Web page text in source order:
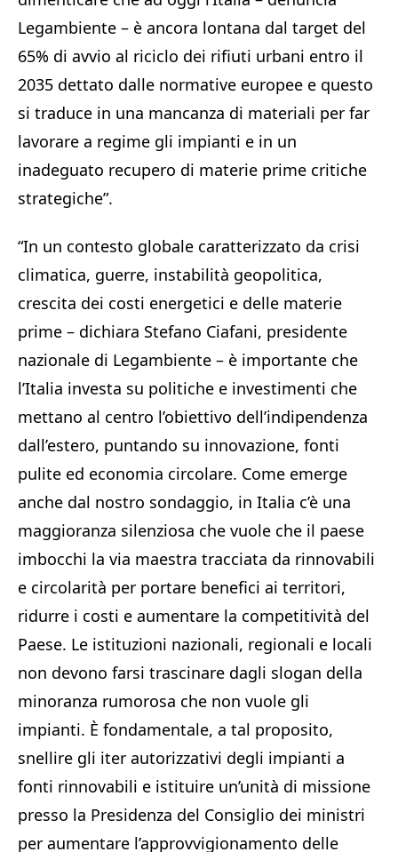
Legambiente – è ancora lontana dal target del
65% di avvio al riciclo dei rifiuti urbani entro il
2035 dettato dalle normative europee e questo
si traduce in una mancanza di materiali per far
lavorare a regime gli impianti e in un
inadeguato recupero di materie prime critiche
strategiche”.
“In un contesto globale caratterizzato da crisi
climatica, guerre, instabilità geopolitica,
crescita dei costi energetici e delle materie
prime – dichiara Stefano Ciafani, presidente
nazionale di Legambiente – è importante che
l’Italia investa su politiche e investimenti che
mettano al centro l’obiettivo dell’indipendenza
dall’estero, puntando su innovazione, fonti
pulite ed economia circolare. Come emerge
anche dal nostro sondaggio, in Italia c’è una
maggioranza silenziosa che vuole che il paese
imbocchi la via maestra tracciata da rinnovabili
e circolarità per portare benefici ai territori,
ridurre i costi e aumentare la competitività del
Paese. Le istituzioni nazionali, regionali e locali
non devono farsi trascinare dagli slogan della
minoranza rumorosa che non vuole gli
impianti. È fondamentale, a tal proposito,
snellire gli iter autorizzativi degli impianti a
fonti rinnovabili e istituire un’unità di missione
presso la Presidenza del Consiglio dei ministri
per aumentare l’approvvigionamento delle